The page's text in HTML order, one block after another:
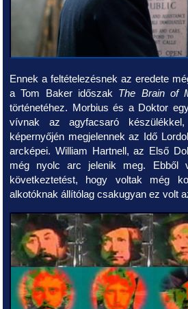
Ennek a feltételezésnek az eredete
a Tom Baker időszak The Brain of
történetéhez. Morbius és a Doktor
vívnak az agyfacsaró
képernyőjén megjelennek az Idő
arcképei. William Hartnell, az Első
még nyolc arc jelenik meg. Ebből
következtetést, hogy voltak még
alkotóknak állítólag csakugyan ez volt